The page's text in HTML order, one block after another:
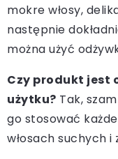
mokre włosy,
następnie
można użyć
Czy produkt jest
użytku? Tak,
go stosować
włosach suchych i